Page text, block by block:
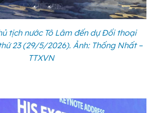
tịch nước Tô Lâm đến dự Đối thoại
23 (29/5/2026). Ảnh: Thống Nhất –
TTXVN